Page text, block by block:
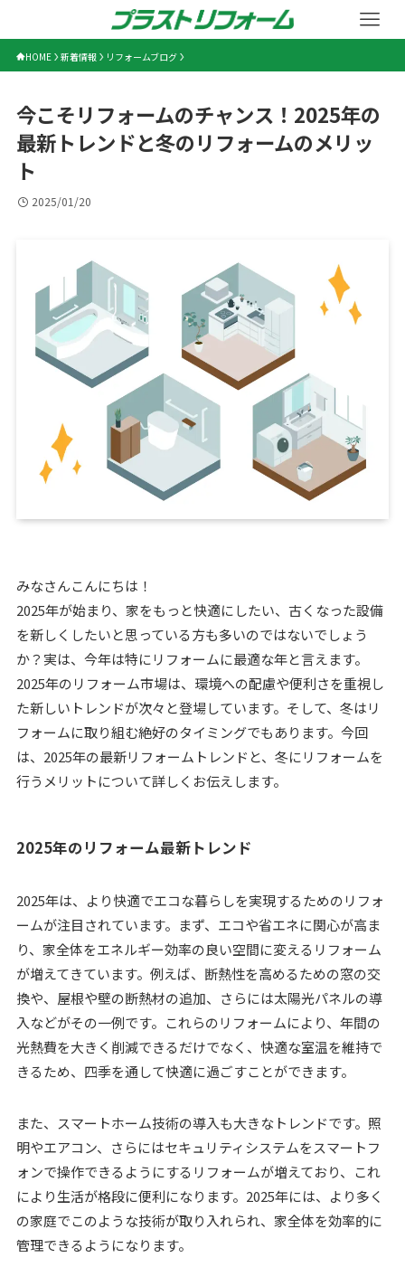
HOME 新着情報 リフォームブログ
今こそリフォームのチャンス！2025年の
最新トレンドと冬のリフォームのメリッ
ト
2025/01/20
みなさんこんにちは！
2025年が始まり、家をもっと快適にしたい、古くなった設備
を新しくしたいと思っている方も多いのではないでしょう
か？実は、今年は特にリフォームに最適な年と言えます。
2025年のリフォーム市場は、環境への配慮や便利さを重視し
た新しいトレンドが次々と登場しています。そして、冬はリ
フォームに取り組む絶好のタイミングでもあります。今回
は、2025年の最新リフォームトレンドと、冬にリフォームを
行うメリットについて詳しくお伝えします。
2025年のリフォーム最新トレンド
2025年は、より快適でエコな暮らしを実現するためのリフォ
ームが注目されています。まず、エコや省エネに関心が高ま
り、家全体をエネルギー効率の良い空間に変えるリフォーム
が増えてきています。例えば、断熱性を高めるための窓の交
換や、屋根や壁の断熱材の追加、さらには太陽光パネルの導
入などがその一例です。これらのリフォームにより、年間の
光熱費を大きく削減できるだけでなく、快適な室温を維持で
きるため、四季を通して快適に過ごすことができます。
また、スマートホーム技術の導入も大きなトレンドです。照
明やエアコン、さらにはセキュリティシステムをスマートフ
ォンで操作できるようにするリフォームが増えており、これ
により生活が格段に便利になります。2025年には、より多く
の家庭でこのような技術が取り入れられ、家全体を効率的に
管理できるようになります。